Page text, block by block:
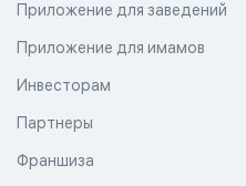
Приложение для заведений
Приложение для имамов
Инвесторам
Партнеры
Франшиза